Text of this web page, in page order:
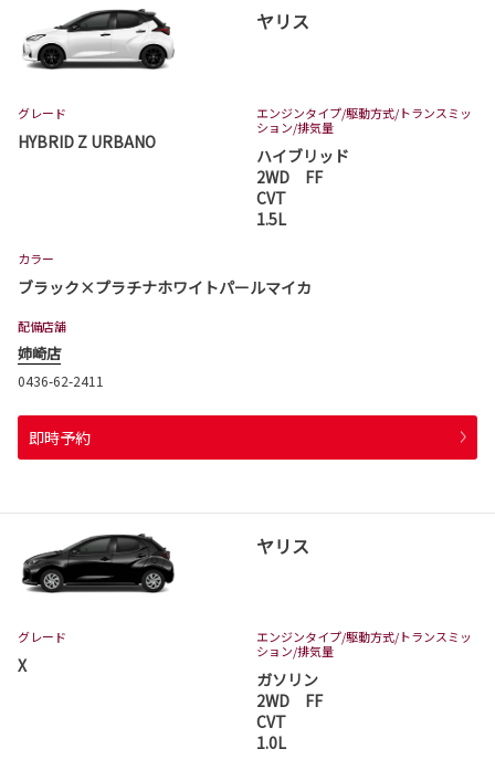
ヤリス
グレード
HYBRID Z URBANO
エンジンタイプ/駆動方式/トランスミッ
ション/排気量
ハイブリッド
2WD FF
CVT
1.5L
カラー
ブラック×プラチナホワイトパールマイカ
配備店舗
姉崎店
0436-62-2411
即時予約
ヤリス
グレード
X
エンジンタイプ/駆動方式/トランスミッ
ション/排気量
ガソリン
2WD FF
CVT
1.0L